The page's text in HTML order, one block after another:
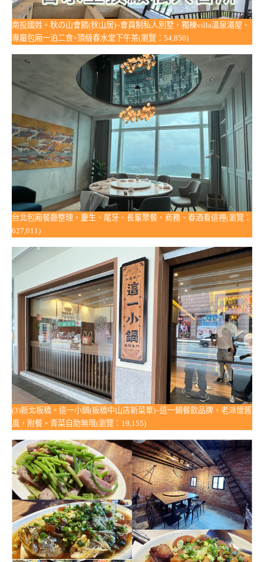
南投國姓。秋の山會館(秋山居)~會員制私人別墅，獨棟villa溫泉湯屋、
專屬包廂一泊二食+頂級春水堂下午茶(瀏覽：54,850)
台北包廂餐廳整理，慶生、尾牙、長輩聚餐、商務、春酒看這裡(瀏覽：
627,011)
(3)新北板橋。這一小鍋(板橋中山店新菜單)~這一鍋餐飲品牌，老派懷舊
風，附餐、青菜自助無限(瀏覽：19,155)